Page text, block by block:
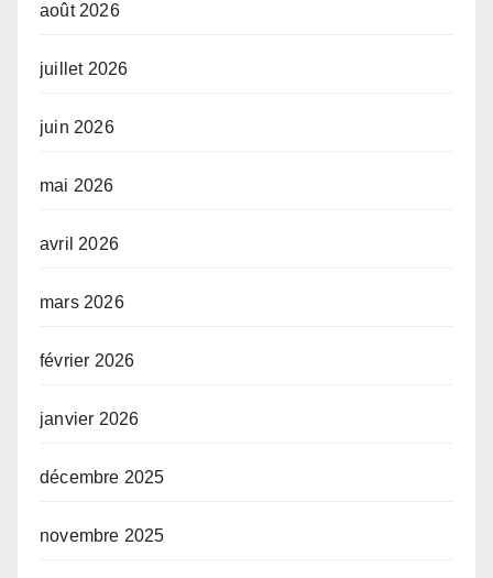
août 2026
juillet 2026
juin 2026
mai 2026
avril 2026
mars 2026
février 2026
janvier 2026
décembre 2025
novembre 2025